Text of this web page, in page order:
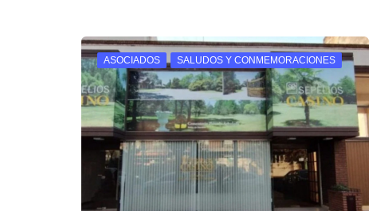
ASOCIADOS SALUDOS Y CONMEMORACIONES